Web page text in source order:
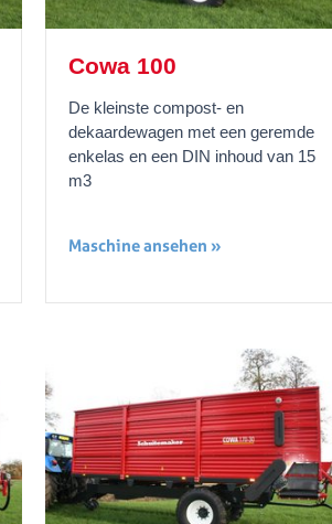
Cowa 100
De kleinste compost- en
dekaardewagen met een geremde
enkelas en een DIN inhoud van 15
m3
Maschine ansehen »